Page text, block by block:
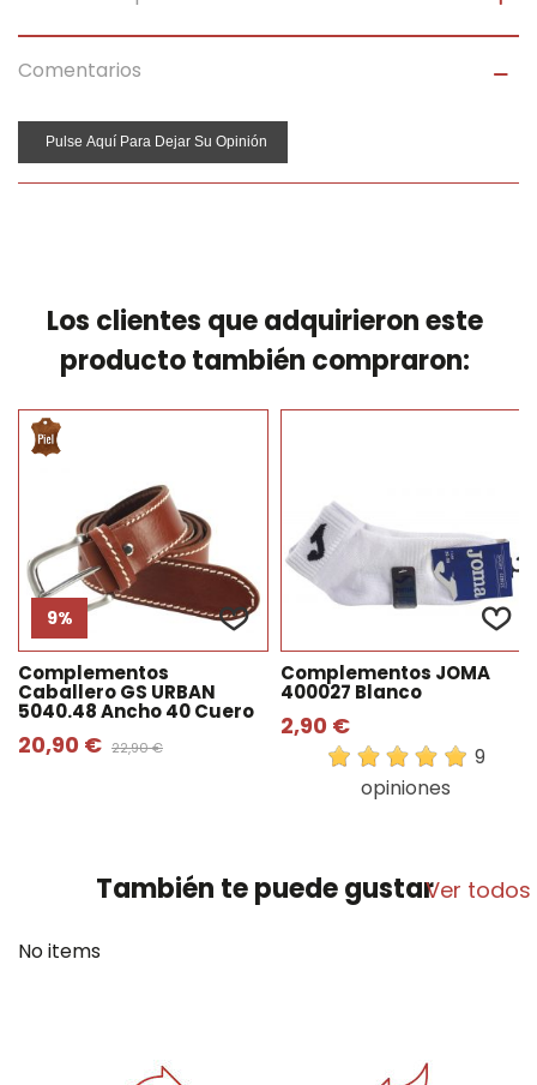
Comentarios
Pulse Aquí Para Dejar Su Opinión
Los clientes que adquirieron este
producto también compraron:
9%
Complementos
Caballero GS URBAN
5040.48 Ancho 40 Cuero
20,90 € 22,90 €
Complementos JOMA
400027 Blanco
2,90 €
9
opiniones
También te puede gustarVer todos
No items